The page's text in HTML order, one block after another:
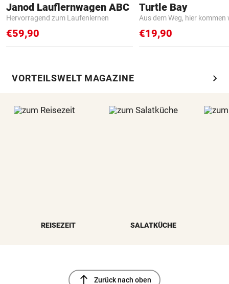
Janod Lauflernwagen ABC
Hervorragend zum Laufenlernen
€59,90
Turtle Bay
Aus dem Weg, hier kommen
€19,90
VORTEILSWELT MAGAZINE chevron_right
REISEZEIT SALATKÜCHE
north Zurück nach oben